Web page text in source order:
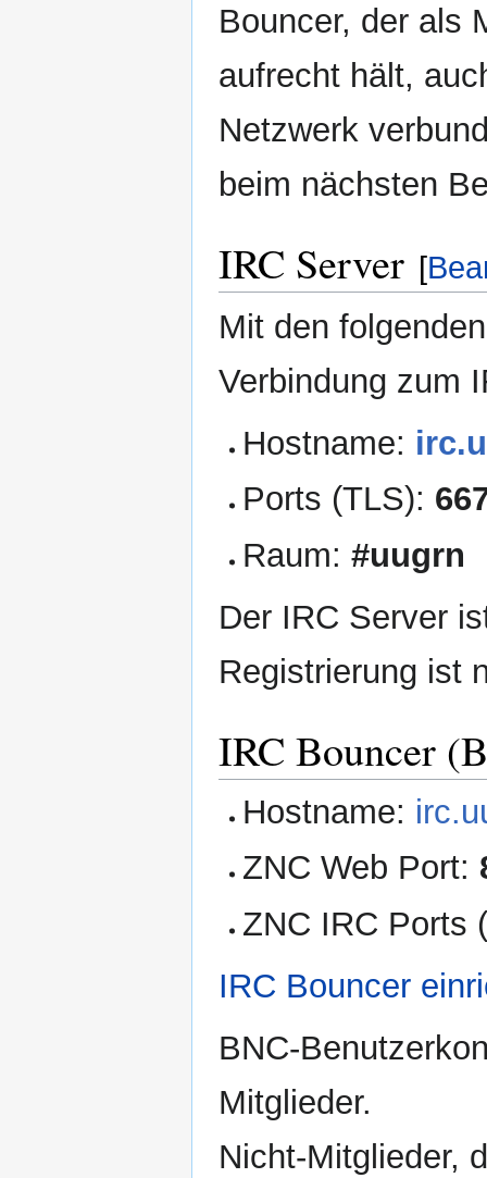
Bouncer, der als
aufrecht hält,
Netzwerk
beim nächsten
IRC Server [
Mit den
Verbindung zum
Hostname:
Ports (TLS):
Raum:#uugrn
Der IRC Server
Registrierung ist
IRC Bouncer
Hostname:
ZNC Web Port:
ZNC IRC Ports
IRC Bouncer
BNC-
Mitglieder.
Nicht-Mitglieder,